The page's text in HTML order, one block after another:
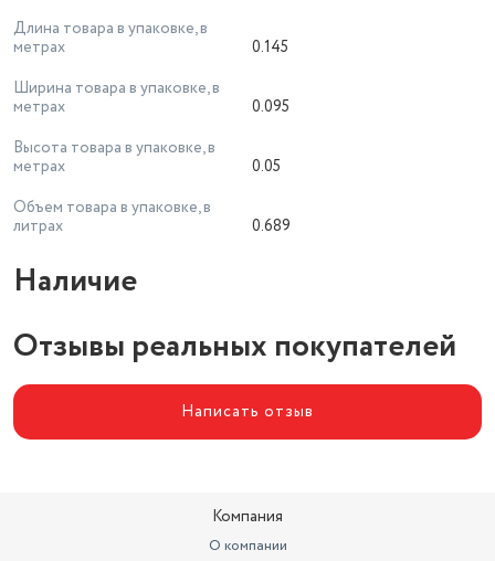
Длина товара в упаковке, в
метрах
0.145
Ширина товара в упаковке, в
метрах
0.095
Высота товара в упаковке, в
метрах
0.05
Объем товара в упаковке, в
литрах
0.689
Наличие
Отзывы реальных покупателей
Написать отзыв
Компания
О компании